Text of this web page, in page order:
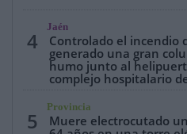
4
Jaén
Controlado el incendio
generado una gran
humo junto al
complejo hospitalario
5
Provincia
Muere electrocutado